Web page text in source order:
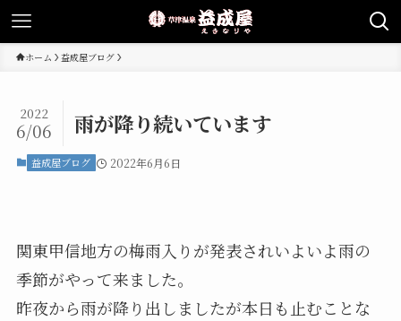
ホーム 益成屋ブログ
雨が降り続いています
2022
6/06
益成屋ブログ 2022年6月6日
関東甲信地方の梅雨入りが発表されいよいよ雨の
季節がやって来ました。
昨夜から雨が降り出しましたが本日も止むことな